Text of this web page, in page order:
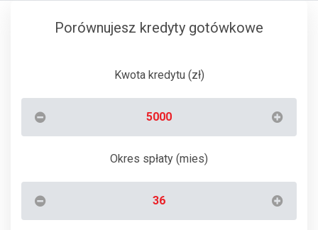
Porównujesz kredyty gotówkowe
Kwota kredytu (zł)
Okres spłaty (mies)